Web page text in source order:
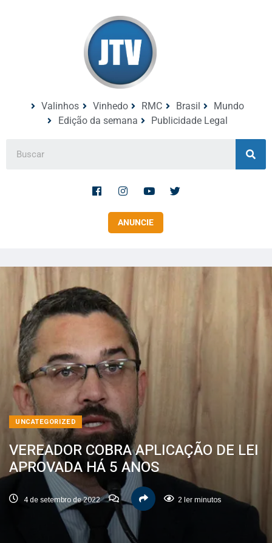
Valinhos Vinhedo RMC Brasil
Mundo
Edição da semana
Publicidade Legal
ANUNCIE
UNCATEGORIZED
VEREADOR COBRA APLICAÇÃO DE LEI
APROVADA HÁ 5 ANOS
4 de setembro de 2022 2 ler minutos